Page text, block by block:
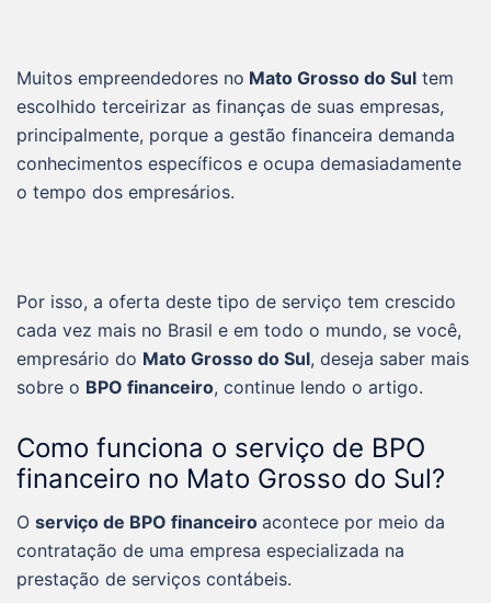
Muitos empreendedores no Mato Grosso do Sul tem
escolhido terceirizar as finanças de suas empresas,
principalmente, porque a gestão financeira demanda
conhecimentos específicos e ocupa demasiadamente
o tempo dos empresários.
Por isso, a oferta deste tipo de serviço tem crescido
cada vez mais no Brasil e em todo o mundo, se você,
empresário do Mato Grosso do Sul, deseja saber mais
sobre o BPO financeiro, continue lendo o artigo.
Como funciona o serviço de BPO
financeiro no Mato Grosso do Sul?
O serviço de BPO financeiro acontece por meio da
contratação de uma empresa especializada na
prestação de serviços contábeis.